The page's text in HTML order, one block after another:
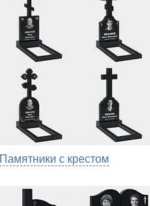
Памятники с крестом